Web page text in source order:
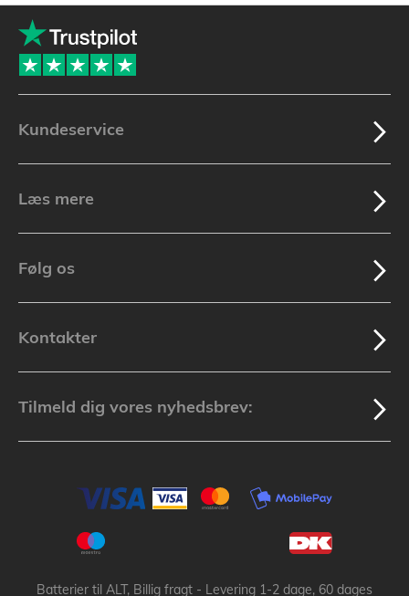
Kundeservice
Læs mere
Følg os
Kontakter
Tilmeld dig vores nyhedsbrev:
Batterier til ALT, Billig fragt - Levering 1-2 dage, 60 dages